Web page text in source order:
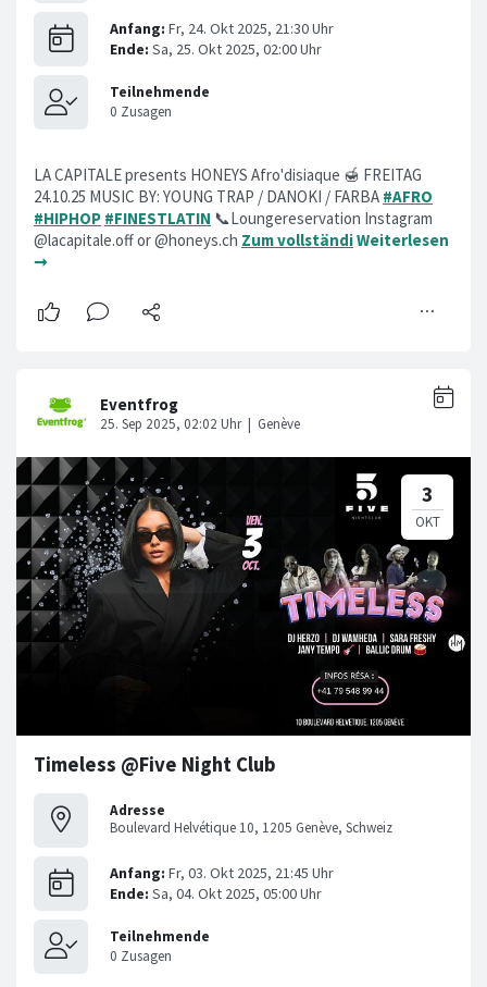
LA CAPITALE presents HONEYS Afro'disiaque 🍯 FREITAG
24.10.25 MUSIC BY: YOUNG TRAP / DANOKI / FARBA #AFRO
#HIPHOP #FINESTLATIN 📞Loungereservation Instagram
@lacapitale.off or @honeys.ch Zum vollständiWeiterlesen
➞
Timeless @Five Night Club
Adresse
Boulevard Helvétique 10, 1205 Genève, Schweiz